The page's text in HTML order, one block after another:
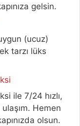
gelsin.
(ucuz)
tarzı lüks
ile 7/24 hızlı,
Hemen
olsun.